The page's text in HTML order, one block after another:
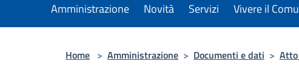
Amministrazione Novità Servizi Vivere il
Home > Amministrazione > Documenti e dati >